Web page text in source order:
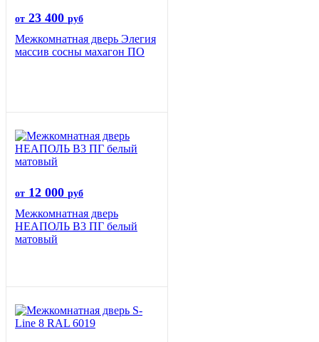
от 23 400 руб
Межкомнатная дверь Элегия
массив сосны махагон ПО
от 12 000 руб
Межкомнатная дверь
НЕАПОЛЬ В3 ПГ белый
матовый